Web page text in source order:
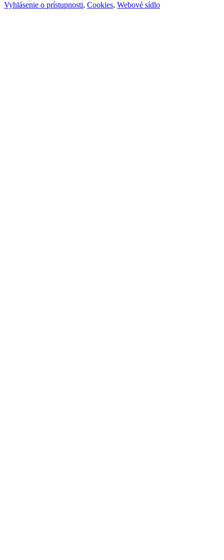
Vyhlásenie o prístupnosti, Cookies, Webové sídlo